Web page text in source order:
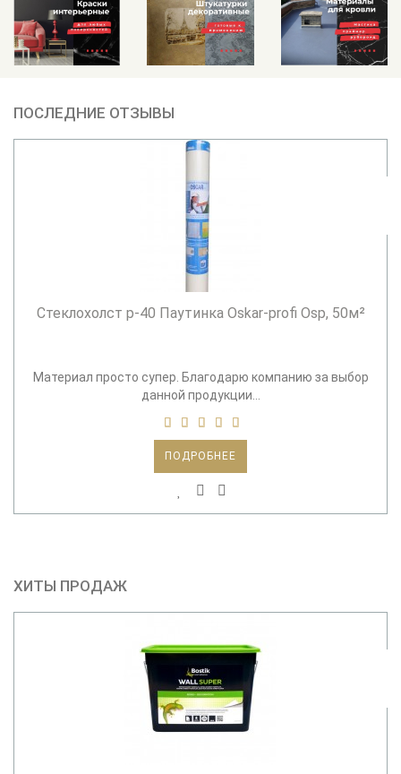
ПОСЛЕДНИЕ ОТЗЫВЫ
Cтеклохолст p-40 Паутинка Oskar-profi Osp, 50м²
Материал просто супер. Благодарю компанию за выбор
данной продукции...
ПОДРОБНЕЕ
ХИТЫ ПРОДАЖ